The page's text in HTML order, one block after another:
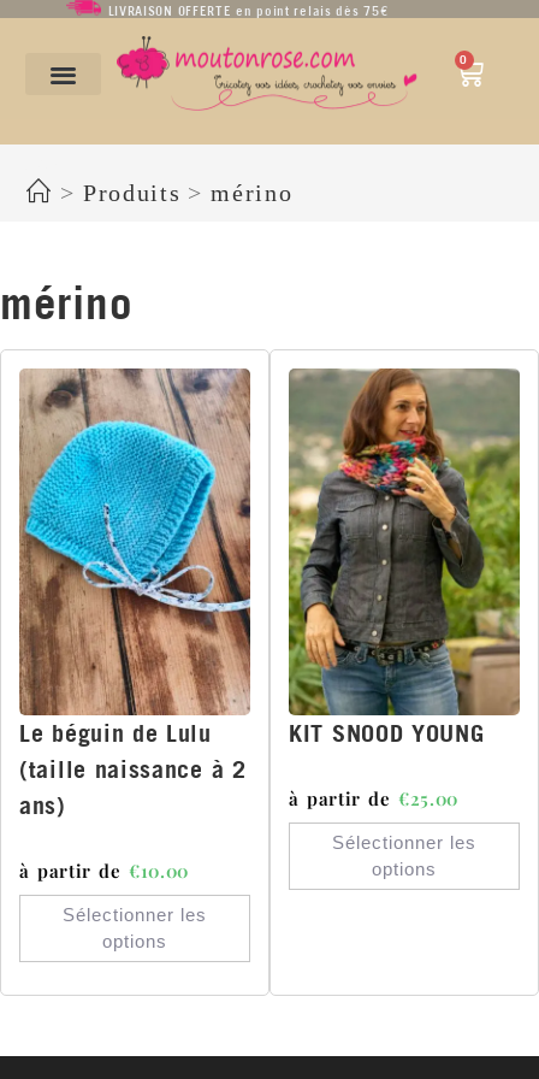
LIVRAISON OFFERTE en point relais dès 75€
0
> Produits > mérino
mérino
Le béguin de Lulu
(taille naissance à 2
ans)
à partir de €10.00
Sélectionner les
options
KIT SNOOD YOUNG
à partir de €25.00
Sélectionner les
options